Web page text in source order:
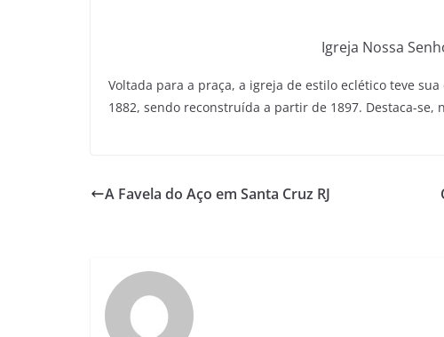
Igreja Nossa
Voltada para a praça, a igreja de estilo eclético teve
1882, sendo reconstruída a partir de 1897. Destaca-se,
A Favela do Aço em Santa Cruz RJ